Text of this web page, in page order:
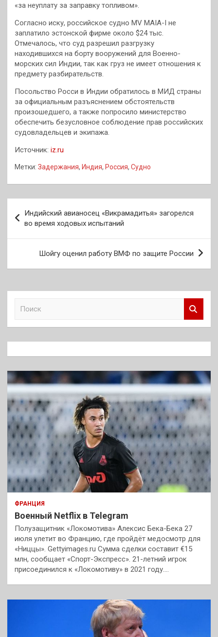
«за неуплату за заправку топливом».
Согласно иску, российское судно MV MAIA-I не
заплатило эстонской фирме около $24 тыс.
Отмечалось, что суд разрешил разгрузку
находившихся на борту вооружений для Военно-
морских сил Индии, так как груз не имеет отношения к
предмету разбирательств.
Посольство Росси в Индии обратилось в МИД страны
за официальным разъяснением обстоятельств
произошедшего, а также попросило министерство
обеспечить безусловное соблюдение прав российских
судовладельцев и экипажа.
Источник: iz.ru
Метки: Задержания, Индия, Россия, Судно
по
записям
Индийский авианосец «Викрамадитья» загорелся
во время ходовых испытаний
Шойгу оценил работу ВМФ по защите России
к
ФРАНЦИЯ
Военный Netflix в Telegram
Полузащитник «Локомотива» Алексис Бека-Бека 27
июля улетит во Францию, где пройдёт медосмотр для
«Ниццы». Gettyimages.ru Сумма сделки составит €15
млн, сообщает «Спорт-Экспресс». 21-летний игрок
присоединился к «Локомотиву» в 2021 году.…